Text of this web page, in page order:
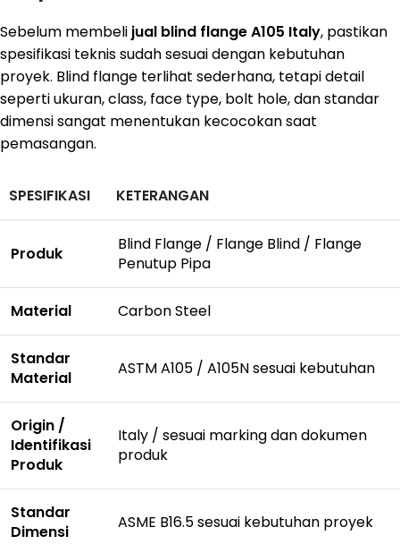
Sebelum membeli jual blind flange A105 Italy, pastikan
spesifikasi teknis sudah sesuai dengan kebutuhan
proyek. Blind flange terlihat sederhana, tetapi detail
seperti ukuran, class, face type, bolt hole, dan standar
dimensi sangat menentukan kecocokan saat
pemasangan.
SPESIFIKASI KETERANGAN
Produk
Blind Flange / Flange Blind / Flange
Penutup Pipa
Material Carbon Steel
Standar
Material
ASTM A105 / A105N sesuai kebutuhan
Origin /
Identifikasi
Produk
Italy / sesuai marking dan dokumen
produk
Standar
Dimensi
ASME B16.5 sesuai kebutuhan proyek